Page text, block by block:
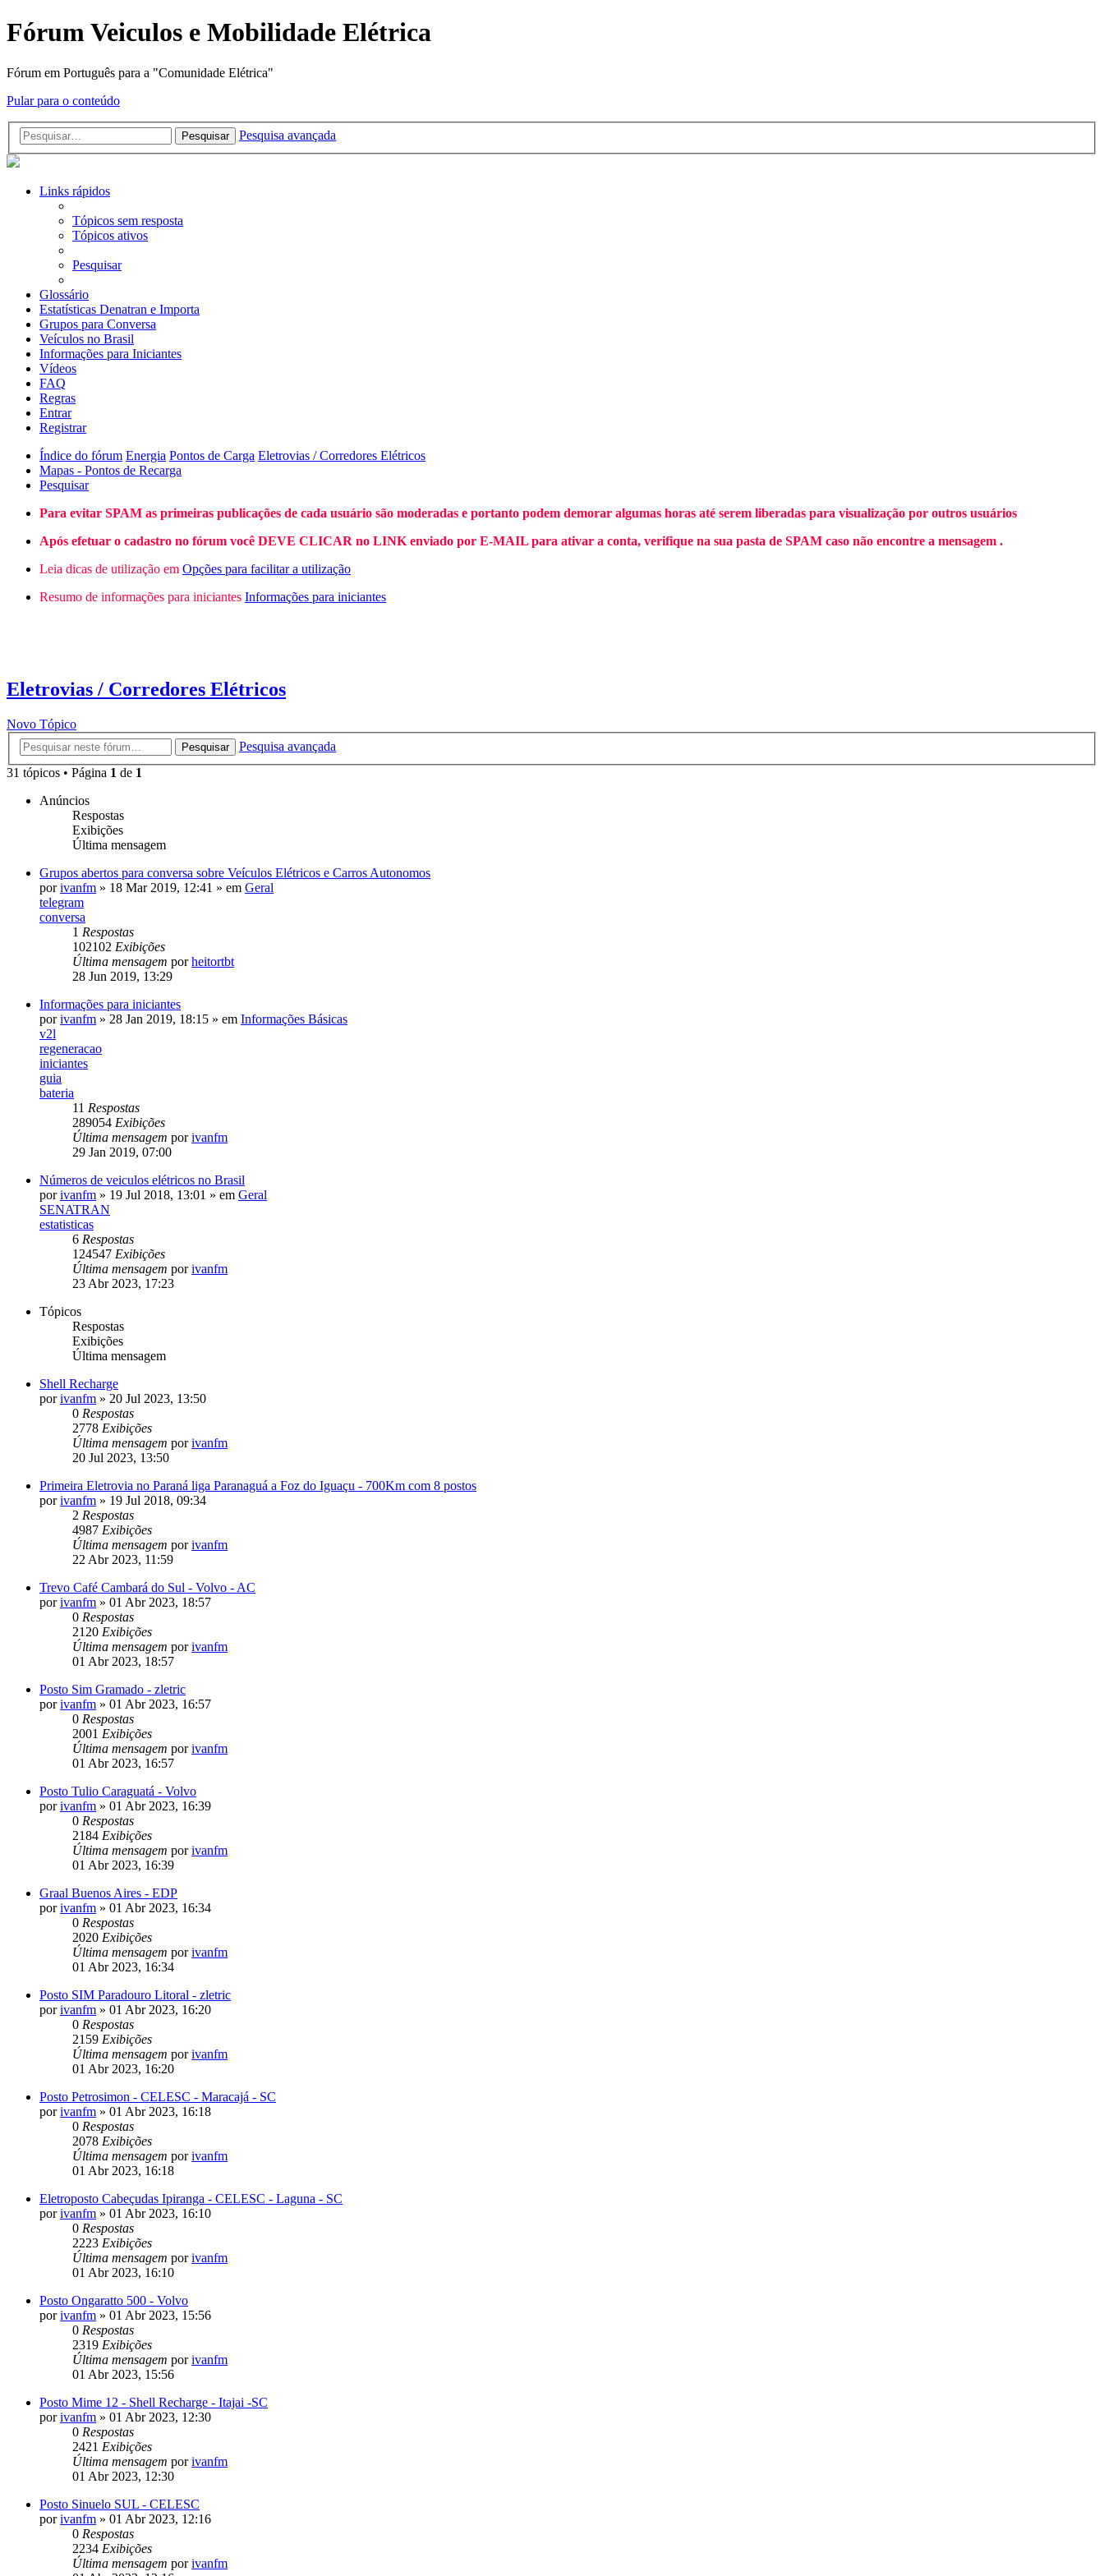
Fórum Veiculos e Mobilidade Elétrica
Fórum em Português para a "Comunidade Elétrica"
Pular para o conteúdo
Pesquisar Pesquisa avançada
Links rápidos
Tópicos sem resposta
Tópicos ativos
Pesquisar
Glossário
Estatísticas Denatran e Importa
Grupos para Conversa
Veículos no Brasil
Informações para Iniciantes
Vídeos
FAQ
Regras
Entrar
Registrar
Índice do fórum Energia Pontos de Carga Eletrovias / Corredores Elétricos
Mapas - Pontos de Recarga
Pesquisar
Para evitar SPAM as primeiras publicações de cada usuário são moderadas e portanto podem demorar algumas horas até serem liberadas para visualização por outros usuários
Após efetuar o cadastro no fórum você DEVE CLICAR no LINK enviado por E-MAIL para ativar a conta, verifique na sua pasta de SPAM caso não encontre a mensagem .
Leia dicas de utilização em Opções para facilitar a utilização
Resumo de informações para iniciantes Informações para iniciantes
Eletrovias / Corredores Elétricos
Novo Tópico
Pesquisar
Pesquisa avançada
31 tópicos • Página 1 de 1
Anúncios
Respostas
Exibições
Última mensagem
Grupos abertos para conversa sobre Veículos Elétricos e Carros Autonomos
porivanfm » 18 Mar 2019, 12:41 » em Geral
telegram
conversa
1 Respostas
102102 Exibições
Última mensagem porheitortbt
28 Jun 2019, 13:29
Informações para iniciantes
porivanfm » 28 Jan 2019, 18:15 » em Informações Básicas
v2l
regeneracao
iniciantes
guia
bateria
11 Respostas
289054 Exibições
Última mensagem porivanfm
29 Jan 2019, 07:00
Números de veiculos elétricos no Brasil
porivanfm » 19 Jul 2018, 13:01 » em Geral
SENATRAN
estatisticas
6 Respostas
124547 Exibições
Última mensagem porivanfm
23 Abr 2023, 17:23
Tópicos
Respostas
Exibições
Última mensagem
Shell Recharge
porivanfm » 20 Jul 2023, 13:50
0 Respostas
2778 Exibições
Última mensagem porivanfm
20 Jul 2023, 13:50
Primeira Eletrovia no Paraná liga Paranaguá a Foz do Iguaçu - 700Km com 8 postos
porivanfm » 19 Jul 2018, 09:34
2 Respostas
4987 Exibições
Última mensagem porivanfm
22 Abr 2023, 11:59
Trevo Café Cambará do Sul - Volvo - AC
porivanfm » 01 Abr 2023, 18:57
0 Respostas
2120 Exibições
Última mensagem porivanfm
01 Abr 2023, 18:57
Posto Sim Gramado - zletric
porivanfm » 01 Abr 2023, 16:57
0 Respostas
2001 Exibições
Última mensagem porivanfm
01 Abr 2023, 16:57
Posto Tulio Caraguatá - Volvo
porivanfm » 01 Abr 2023, 16:39
0 Respostas
2184 Exibições
Última mensagem porivanfm
01 Abr 2023, 16:39
Graal Buenos Aires - EDP
porivanfm » 01 Abr 2023, 16:34
0 Respostas
2020 Exibições
Última mensagem porivanfm
01 Abr 2023, 16:34
Posto SIM Paradouro Litoral - zletric
porivanfm » 01 Abr 2023, 16:20
0 Respostas
2159 Exibições
Última mensagem porivanfm
01 Abr 2023, 16:20
Posto Petrosimon - CELESC - Maracajá - SC
porivanfm » 01 Abr 2023, 16:18
0 Respostas
2078 Exibições
Última mensagem porivanfm
01 Abr 2023, 16:18
Eletroposto Cabeçudas Ipiranga - CELESC - Laguna - SC
porivanfm » 01 Abr 2023, 16:10
0 Respostas
2223 Exibições
Última mensagem porivanfm
01 Abr 2023, 16:10
Posto Ongaratto 500 - Volvo
porivanfm » 01 Abr 2023, 15:56
0 Respostas
2319 Exibições
Última mensagem porivanfm
01 Abr 2023, 15:56
Posto Mime 12 - Shell Recharge - Itajai -SC
porivanfm » 01 Abr 2023, 12:30
0 Respostas
2421 Exibições
Última mensagem porivanfm
01 Abr 2023, 12:30
Posto Sinuelo SUL - CELESC
porivanfm » 01 Abr 2023, 12:16
0 Respostas
2234 Exibições
Última mensagem porivanfm